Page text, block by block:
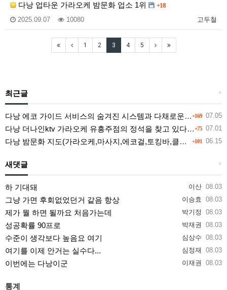
다낭 업타운 가라오케 밤문화 업소 1위 +18
고두철
2025.09.07 10080
1 2 3 4 5
+
최근글
+169 07.05
다낭 에코 가이드 서비스의 숨겨진 시스템과 다채로운 인력 풀의 진실
+75 07.01
다낭 더나인ktv 가라오케 유흥주점의 정석을 찾고 있다면 여기
+101 06.15
다낭 밤문화 지도(가라오케,마사지,에코걸,토킹바,클럽) 유흥별 가격 및 후기공유
+
새댓글
이산 08.03
하 기대돼
이승효 08.03
그냥 가면 후회없었던거 같음 항상
박기정 08.03
제가 뭘 하면 될까요 처음가는데
박재권 08.03
성공확률 90프로
심상수 08.03
수준이 생각보다 높음요 여기
심정재 08.03
여기를 이제 안거는 실수다...
이재권 08.03
이번에는 다낭이군
통계